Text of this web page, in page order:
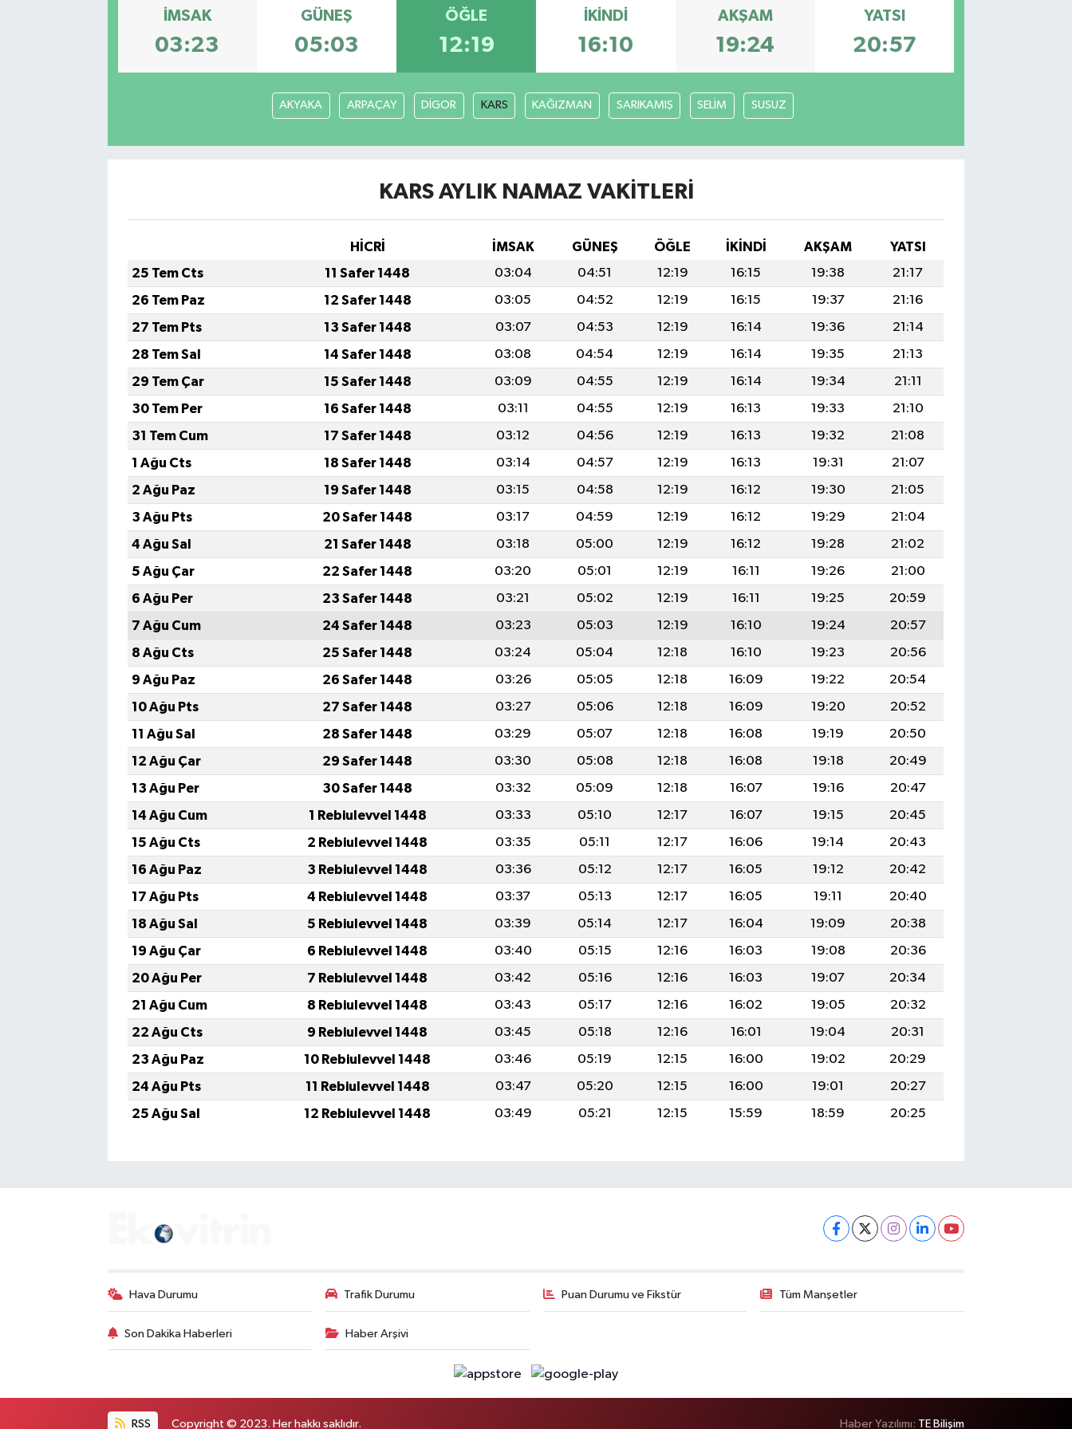
İMSAK
03:23
GÜNEŞ
05:03
ÖĞLE
12:19
İKINDI
16:10
AKŞAM
19:24
YATSI
20:57
AKYAKA ARPAÇAY DİGOR KARS KAĞIZMAN SARIKAMIŞ SELİM SUSUZ
KARS AYLIK NAMAZ VAKITLERI
HİCRİ İMSAK GÜNEŞ ÖĞLE İKINDI AKŞAM
YATSI
25 Tem Cts
11 Safer 1448 03:04 04:51 12:19 16:15 19:38
21:17
26 Tem Paz
12 Safer 1448 03:05 04:52 12:19 16:15 19:37
21:16
27 Tem Pts
13 Safer 1448 03:07 04:53 12:19 16:14 19:36
21:14
28 Tem Sal
14 Safer 1448 03:08 04:54 12:19 16:14 19:35
21:13
29 Tem Çar
15 Safer 1448 03:09 04:55 12:19 16:14 19:34
21:11
30 Tem Per
16 Safer 1448 03:11 04:55 12:19 16:13 19:33
21:10
31 Tem Cum
17 Safer 1448 03:12 04:56 12:19 16:13 19:32
21:08
1 Ağu Cts
18 Safer 1448 03:14 04:57 12:19 16:13 19:31
21:07
2 Ağu Paz
19 Safer 1448 03:15 04:58 12:19 16:12 19:30
21:05
3 Ağu Pts
20 Safer 1448 03:17 04:59 12:19 16:12 19:29
21:04
4 Ağu Sal
21 Safer 1448 03:18 05:00 12:19 16:12 19:28
21:02
5 Ağu Çar
22 Safer 1448 03:20 05:01 12:19 16:11 19:26
21:00
6 Ağu Per
23 Safer 1448 03:21 05:02 12:19 16:11 19:25
20:59
7 Ağu Cum
24 Safer 1448 03:23 05:03 12:19 16:10 19:24
20:57
8 Ağu Cts
25 Safer 1448 03:24 05:04 12:18 16:10 19:23
20:56
9 Ağu Paz
26 Safer 1448 03:26 05:05 12:18 16:09 19:22
20:54
10 Ağu Pts
27 Safer 1448 03:27 05:06 12:18 16:09 19:20
20:52
11 Ağu Sal
28 Safer 1448 03:29 05:07 12:18 16:08 19:19
20:50
12 Ağu Çar
29 Safer 1448 03:30 05:08 12:18 16:08 19:18
20:49
13 Ağu Per
30 Safer 1448 03:32 05:09 12:18 16:07 19:16
20:47
14 Ağu Cum
1 Rebiulevvel 1448 03:33 05:10 12:17 16:07 19:15
20:45
15 Ağu Cts
2 Rebiulevvel 1448 03:35 05:11 12:17 16:06 19:14
20:43
16 Ağu Paz
3 Rebiulevvel 1448 03:36 05:12 12:17 16:05 19:12
20:42
17 Ağu Pts
4 Rebiulevvel 1448 03:37 05:13 12:17 16:05 19:11
20:40
18 Ağu Sal
5 Rebiulevvel 1448 03:39 05:14 12:17 16:04 19:09
20:38
19 Ağu Çar
6 Rebiulevvel 1448 03:40 05:15 12:16 16:03 19:08
20:36
20 Ağu Per
7 Rebiulevvel 1448 03:42 05:16 12:16 16:03 19:07
20:34
21 Ağu Cum
8 Rebiulevvel 1448 03:43 05:17 12:16 16:02 19:05
20:32
22 Ağu Cts
9 Rebiulevvel 1448 03:45 05:18 12:16 16:01 19:04
20:31
23 Ağu Paz
10 Rebiulevvel 1448 03:46 05:19 12:15 16:00 19:02
20:29
24 Ağu Pts
11 Rebiulevvel 1448 03:47 05:20 12:15 16:00 19:01
20:27
25 Ağu Sal
12 Rebiulevvel 1448 03:49 05:21 12:15 15:59 18:59 20:25
Hava Durumu Trafik Durumu Puan Durumu ve Fikstür Tüm Manşetler
Son Dakika Haberleri Haber Arşivi
RSS Copyright © 2023. Her hakkı saklıdır. Haber Yazılımı: TE Bilişim